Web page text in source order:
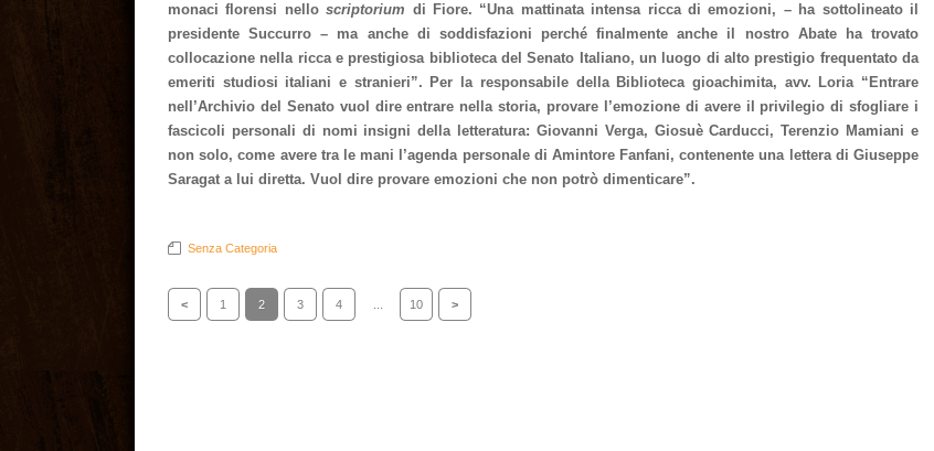
monaci florensi nelloscriptorium di Fiore. “Una mattinata intensa ricca di emozioni, – ha sottolineato il
presidente Succurro – ma anche di soddisfazioni perché finalmente anche il nostro Abate ha trovato
collocazione nella ricca e prestigiosa biblioteca del Senato Italiano, un luogo di alto prestigio frequentato da
emeriti studiosi italiani e stranieri”. Per la responsabile della Biblioteca gioachimita, avv. Loria “Entrare
nell’Archivio del Senato vuol dire entrare nella storia, provare l’emozione di avere il privilegio di sfogliare i
fascicoli personali di nomi insigni della letteratura: Giovanni Verga, Giosuè Carducci, Terenzio Mamiani e
non solo, come avere tra le mani l’agenda personale di Amintore Fanfani, contenente una lettera di Giuseppe
Saragat a lui diretta. Vuol dire provare emozioni che non potrò dimenticare”.
Senza Categoria
< 1 2 3 4 10 >